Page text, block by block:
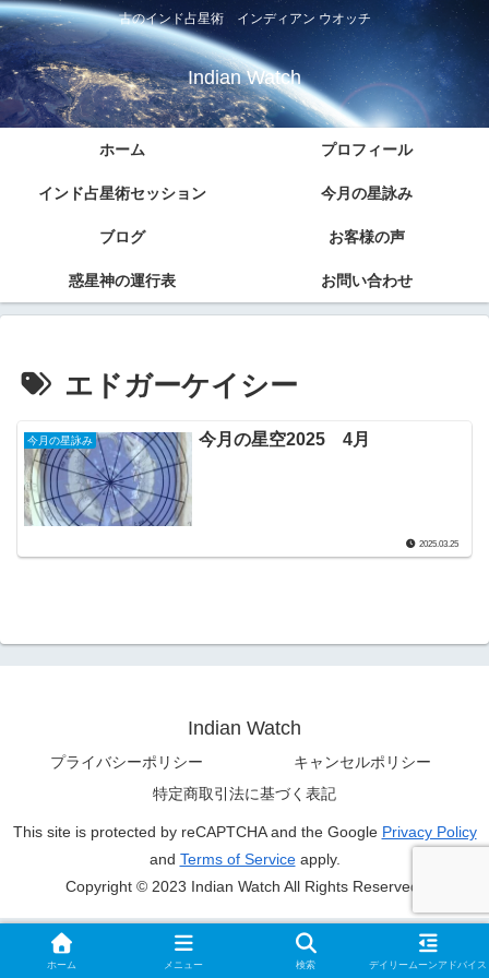
古のインド占星術 インディアン ウオッチ
Indian Watch
ホーム プロフィール
インド占星術セッション 今月の星詠み
ブログ お客様の声
惑星神の運行表 お問い合わせ
エドガーケイシー
今月の星詠み 今月の星空2025 4月
2025.03.25
Indian Watch
プライバシーポリシー
キャンセルポリシー
特定商取引法に基づく表記
This site is protected by reCAPTCHA and the Google Privacy Policy
and Terms of Serviceapply.
Copyright © 2023 Indian Watch All Rights Reserved.
ホーム メニュー 検索 デイリームーンアドバイス